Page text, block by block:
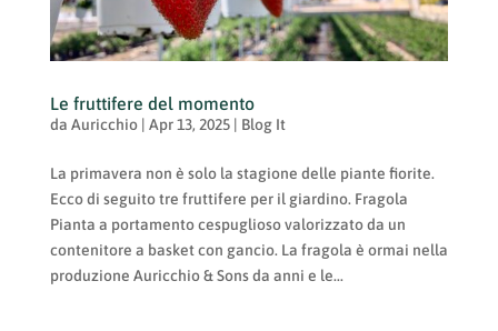
Le fruttifere del momento
da Auricchio| Apr 13, 2025| Blog It
La primavera non è solo la stagione delle piante fiorite.
Ecco di seguito tre fruttifere per il giardino. Fragola
Pianta a portamento cespuglioso valorizzato da un
contenitore a basket con gancio. La fragola è ormai nella
produzione Auricchio & Sons da anni e le...